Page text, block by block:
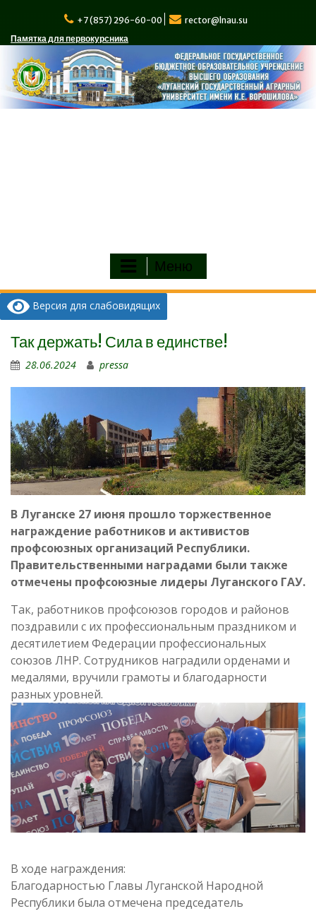
содержимому
+7 (857) 296-60-00
rector@lnau.su
Памятка для первокурсника
Меню
Версия для слабовидящих
Так держать! Сила в единстве!
28.06.2024 pressa
В Луганске 27 июня прошло торжественное
награждение работников и активистов
профсоюзных организаций Республики.
Правительственными наградами были также
отмечены профсоюзные лидеры Луганского ГАУ.
Так, работников профсоюзов городов и районов
поздравили с их профессиональным праздником и
десятилетием Федерации профессиональных
союзов ЛНР. Сотрудников наградили орденами и
медалями, вручили грамоты и благодарности
разных уровней.
В ходе награждения:
Благодарностью Главы Луганской Народной
Республики была отмечена председатель